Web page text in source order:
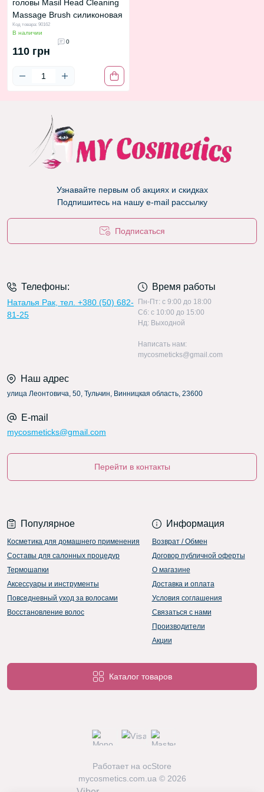
головы Masil Head Cleaning
Massage Brush силиконовая
Код товара: 90162
В наличии
0
110 грн
Узнавайте первым об акциях и скидках
Подпишитесь на нашу e-mail рассылку
Подписаться
Телефоны:
Наталья Рак, тел. +380 (50) 682-
81-25
Время работы
Пн-Пт: c 9:00 до 18:00
Сб: c 10:00 до 15:00
Нд: Выходной
Написать нам:
mycosmeticks@gmail.com
Наш адрес
улица Леонтовича, 50, Тульчин, Винницкая область, 23600
E-mail
mycosmeticks@gmail.com
Перейти в контакты
Популярное
Косметика для домашнего применения
Составы для салонных процедур
Термошапки
Аксессуары и инструменты
Повседневный уход за волосами
Восстановление волос
Информация
Возврат / Обмен
Договор публичной оферты
О магазине
Доставка и оплата
Условия соглашения
Связаться с нами
Производители
Акции
Каталог товаров
Работает на ocStore
mycosmetics.com.ua © 2026